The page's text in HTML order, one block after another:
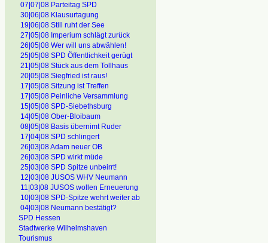
07|07|08 Parteitag SPD
30|06|08 Klausurtagung
19|06|08 Still ruht der See
27|05|08 Imperium schlägt zurück
26|05|08 Wer will uns abwählen!
25|05|08 SPD Öffentlichkeit gerügt
21|05|08 Stück aus dem Tollhaus
20|05|08 Siegfried ist raus!
17|05|08 Sitzung ist Treffen
17|05|08 Peinliche Versammlung
15|05|08 SPD-Siebethsburg
14|05|08 Ober-Bloibaum
08|05|08 Basis übernimt Ruder
17|04|08 SPD schlingert
26|03|08 Adam neuer OB
26|03|08 SPD wirkt müde
25|03|08 SPD Spitze unbeirrt!
12|03|08 JUSOS WHV Neumann
11|03|08 JUSOS wollen Erneuerung
10|03|08 SPD-Spitze wehrt weiter ab
04|03|08 Neumann bestätigt?
SPD Hessen
Stadtwerke Wilhelmshaven
Tourismus